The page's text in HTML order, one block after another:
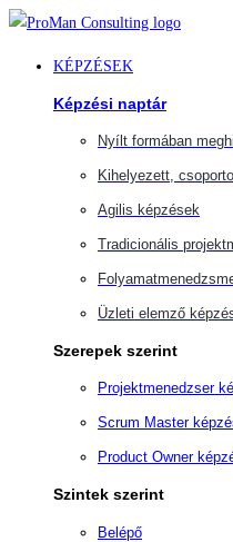
Ugrás
tartalomra
KÉPZÉSEK
Képzési naptár
Nyílt formában
Kihelyezett,
Agilis képzések
Tradicionális
Üzleti elemző
Szerepek szerint
Projektmenedzser
Scrum Master
Product Owner
Szintek szerint
Belépő